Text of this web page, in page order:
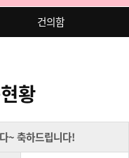
건의함
황
~ 축하드립니다!